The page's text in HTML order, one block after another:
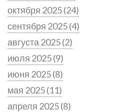
октября 2025(24)
сентября 2025(4)
августа 2025(2)
июля 2025(9)
июня 2025(8)
мая 2025(11)
апреля 2025(8)